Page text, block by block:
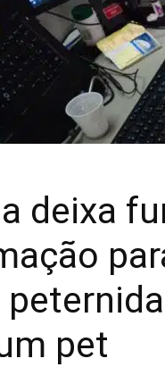
deixa
pet